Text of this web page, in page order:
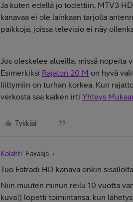
Ja kuten edellä jo todettiin, MTV3
kanavaa ei ole lainkaan tarjolla
paikkoja, joissa televisio ei näy
Jos oleskelee alueilla, missä nopeita
Esimerkiksi Rajaton 20 M on hyvä
liittymiin on turhan korkea. Kun
verkosta saa kaiken irti Yhteys
Tykkää
Kolahti Faxaaja
Tuo Estradi HD kanava onkin
Niin muuten minun reilu 10 vuotta
kuva!) lopetti toimintansa, kun